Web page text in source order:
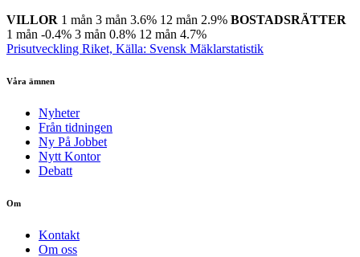
VILLOR 1 mån 3 mån 3.6% 12 mån 2.9% BOSTADSRÄTTER
1 mån -0.4% 3 mån 0.8% 12 mån 4.7%
Prisutveckling Riket, Källa: Svensk Mäklarstatistik
Våra ämnen
Nyheter
Från tidningen
Ny På Jobbet
Nytt Kontor
Debatt
Om
Kontakt
Om oss